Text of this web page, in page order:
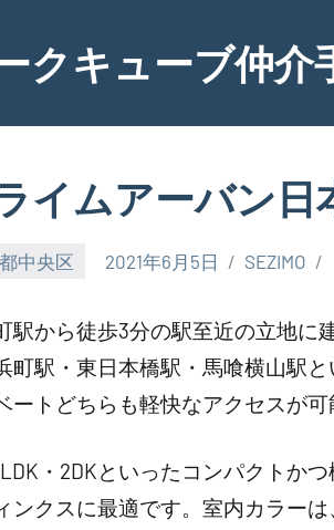
クキューブ仲介
イムアーバン日
中央区 2021年6月5日 SEZIMO
駅から徒歩3分の駅至近の立地に
町駅・東日本橋駅・馬喰横山駅
ートどちらも軽快なアクセスが可
・2DKといったコンパクトか
ンクスに最適です。室内カラー